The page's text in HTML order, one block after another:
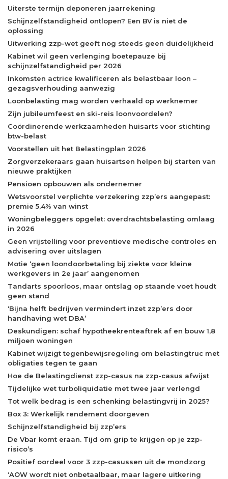
Uiterste termijn deponeren jaarrekening
Schijnzelfstandigheid ontlopen? Een BV is niet de
oplossing
Uitwerking zzp-wet geeft nog steeds geen duidelijkheid
Kabinet wil geen verlenging boetepauze bij
schijnzelfstandigheid per 2026
Inkomsten actrice kwalificeren als belastbaar loon –
gezagsverhouding aanwezig
Loonbelasting mag worden verhaald op werknemer
Zijn jubileumfeest en ski-reis loonvoordelen?
Coördinerende werkzaamheden huisarts voor stichting
btw-belast
Voorstellen uit het Belastingplan 2026
Zorgverzekeraars gaan huisartsen helpen bij starten van
nieuwe praktijken
Pensioen opbouwen als ondernemer
Wetsvoorstel verplichte verzekering zzp’ers aangepast:
premie 5,4% van winst
Woningbeleggers opgelet: overdrachtsbelasting omlaag
in 2026
Geen vrijstelling voor preventieve medische controles en
advisering over uitslagen
Motie ‘geen loondoorbetaling bij ziekte voor kleine
werkgevers in 2e jaar’ aangenomen
Tandarts spoorloos, maar ontslag op staande voet houdt
geen stand
‘Bijna helft bedrijven vermindert inzet zzp’ers door
handhaving wet DBA’
Deskundigen: schaf hypotheekrenteaftrek af en bouw 1,8
miljoen woningen
Kabinet wijzigt tegenbewijsregeling om belastingtruc met
obligaties tegen te gaan
Hoe de Belastingdienst zzp-casus na zzp-casus afwijst
Tijdelijke wet turboliquidatie met twee jaar verlengd
Tot welk bedrag is een schenking belastingvrij in 2025?
Box 3: Werkelijk rendement doorgeven
Schijnzelfstandigheid bij zzp’ers
De Vbar komt eraan. Tijd om grip te krijgen op je zzp-
risico’s
Positief oordeel voor 3 zzp-casussen uit de mondzorg
‘AOW wordt niet onbetaalbaar, maar lagere uitkering